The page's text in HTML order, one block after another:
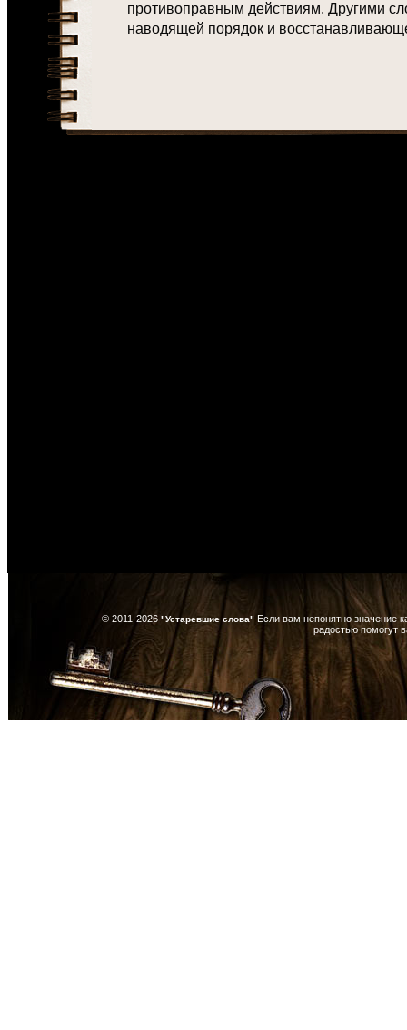
противоправным действиям. Другими
наводящей порядок и
© 2011-2026 "Устаревшие слова" Если вам непонятно значение
радостью помогут